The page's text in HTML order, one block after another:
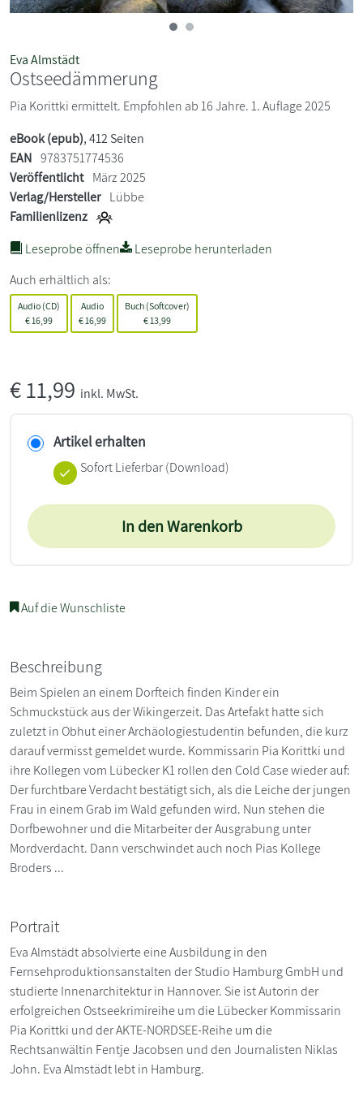
Eva Almstädt
Ostseedämmerung
Pia Korittki ermittelt. Empfohlen ab 16 Jahre. 1. Auflage 2025
eBook (epub), 412 Seiten
EAN 9783751774536
Veröffentlicht März 2025
Verlag/Hersteller Lübbe
Familienlizenz
Leseprobe öffnen
Leseprobe herunterladen
Auch erhältlich als:
Audio (CD)
€16,99
Audio
€16,99
Buch (Softcover)
€13,99
€11,99 inkl. MwSt.
Artikel erhalten
Sofort Lieferbar (Download)
In den Warenkorb
Auf die Wunschliste
Beschreibung
Beim Spielen an einem Dorfteich finden Kinder ein
Schmuckstück aus der Wikingerzeit. Das Artefakt hatte sich
zuletzt in Obhut einer Archäologiestudentin befunden, die kurz
darauf vermisst gemeldet wurde. Kommissarin Pia Korittki und
ihre Kollegen vom Lübecker K1 rollen den Cold Case wieder auf:
Der furchtbare Verdacht bestätigt sich, als die Leiche der jungen
Frau in einem Grab im Wald gefunden wird. Nun stehen die
Dorfbewohner und die Mitarbeiter der Ausgrabung unter
Mordverdacht. Dann verschwindet auch noch Pias Kollege
Broders ...
Portrait
Eva Almstädt absolvierte eine Ausbildung in den
Fernsehproduktionsanstalten der Studio Hamburg GmbH und
studierte Innenarchitektur in Hannover. Sie ist Autorin der
erfolgreichen Ostseekrimireihe um die Lübecker Kommissarin
Pia Korittki und der AKTE-NORDSEE-Reihe um die
Rechtsanwältin Fentje Jacobsen und den Journalisten Niklas
John. Eva Almstädt lebt in Hamburg.